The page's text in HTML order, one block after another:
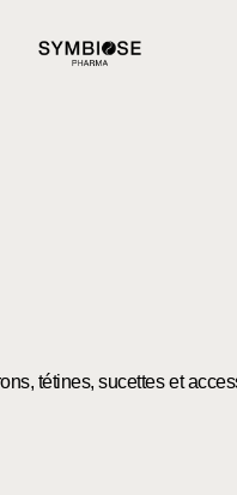
tétines, sucettes et